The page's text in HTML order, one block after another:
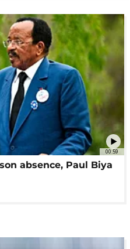
00:59
absence, Paul Biya